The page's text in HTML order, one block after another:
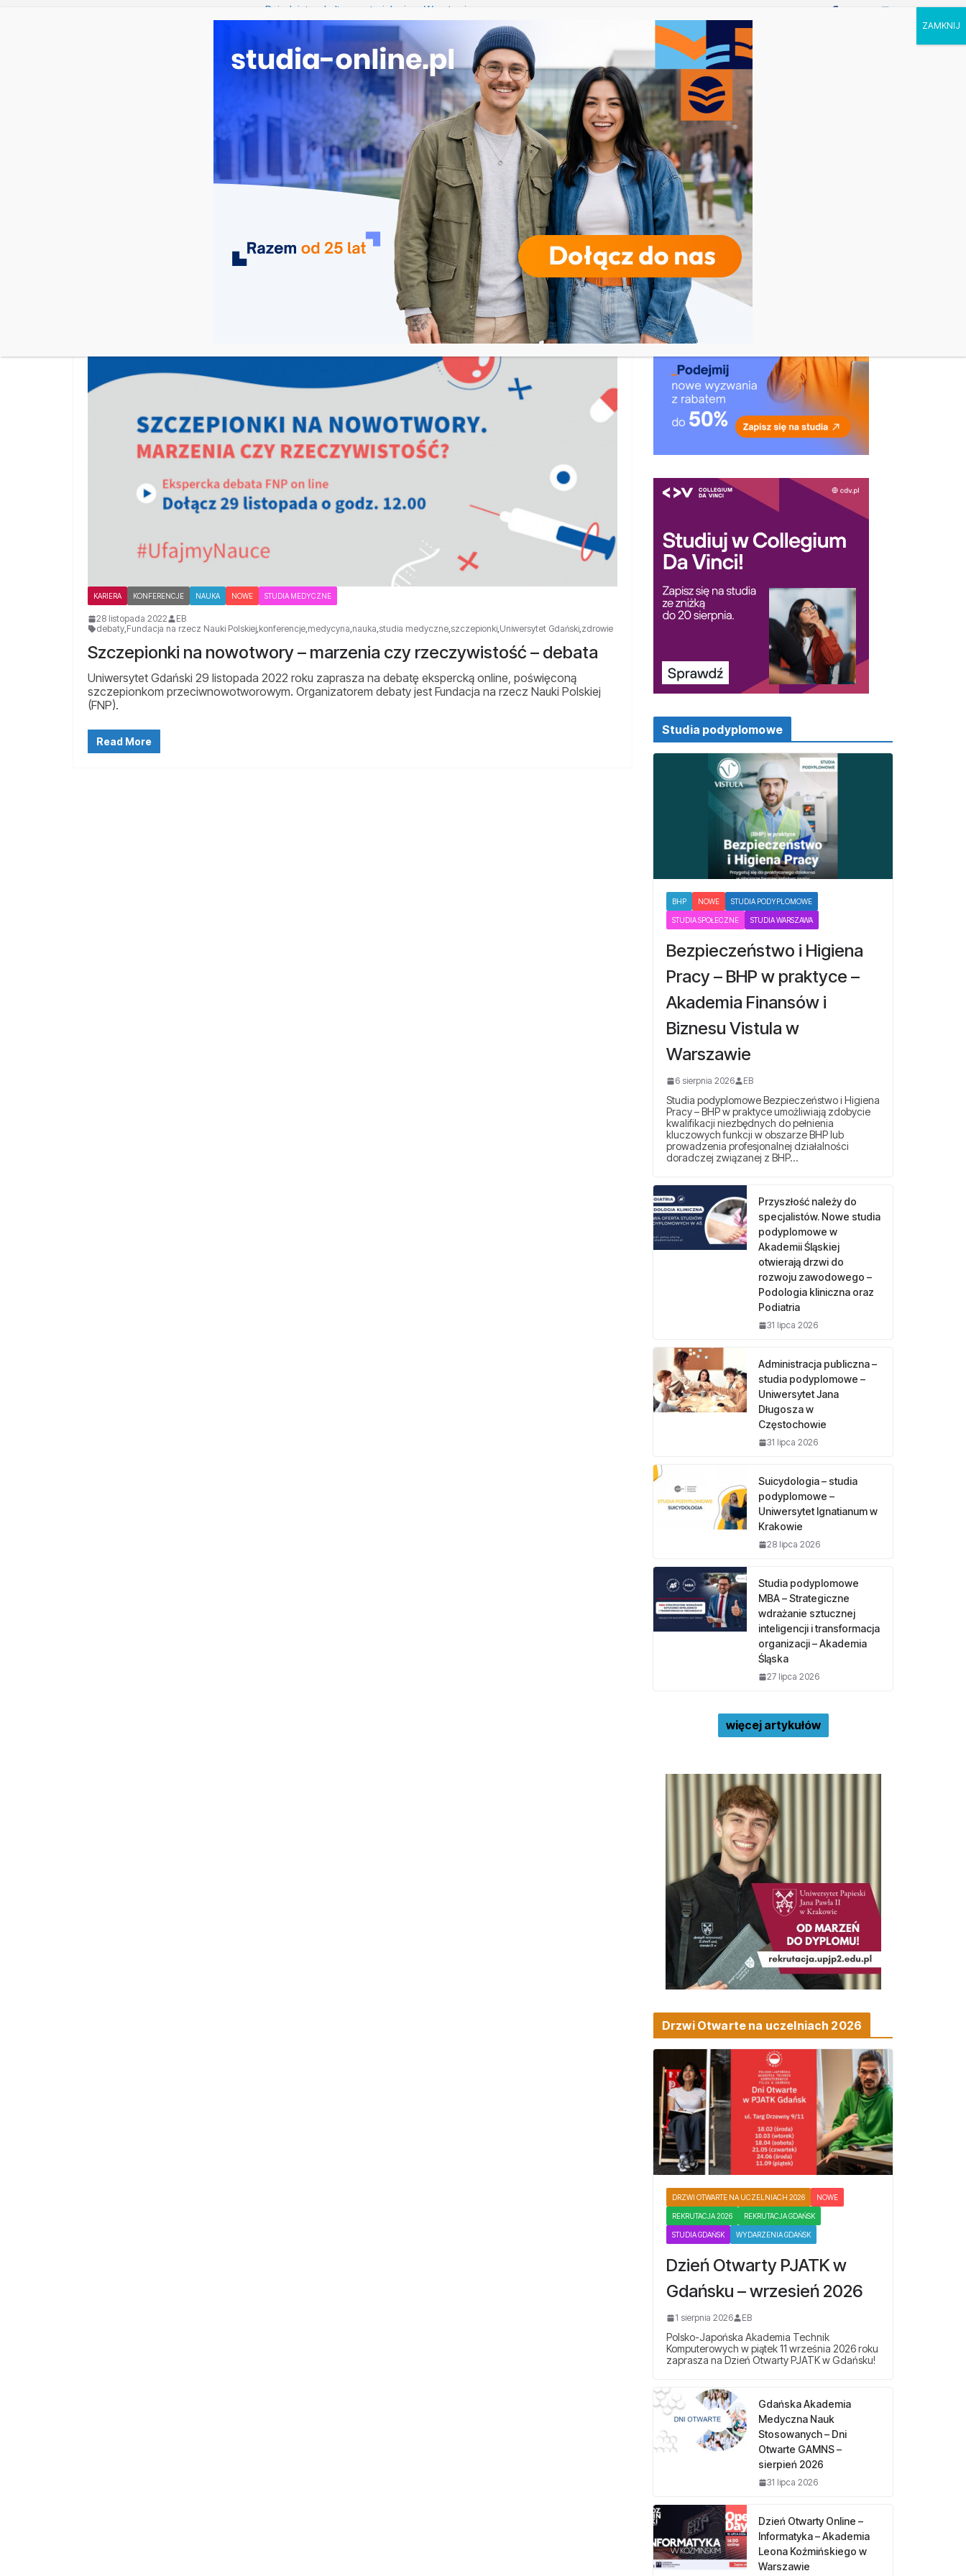
Pedagogika w Szczecinie
Kierunek lekarski w Toruniu
Studia psychologiczne w Poznaniu
Transport i logistyka w Krakowie
UCZELNIE KIERUNKI RODZAJE STUDIÓW REKRUTACJA DRZWI OTWARTE TOP STUDIA KALENDARZ
Fundacja na rzecz Nauki Polskiej
KARIERA KONFERENCJE NAUKA NOWE STUDIA MEDYCZNE
28 listopada 2022
EB
debaty Fundacja na rzecz Nauki Polskiej konferencje medycyna nauka studia medyczne szczepionki Uniwersytet Gdański zdrowie
Szczepionki na nowotwory – marzenia czy rzeczywistość – debata
Uniwersytet Gdański 29 listopada 2022 roku zaprasza na debatę ekspercką online, poświęconą
szczepionkom przeciwnowotworowym. Organizatorem debaty jest Fundacja na rzecz Nauki Polskiej
(FNP).
Read More
Studia podyplomowe
BHP NOWE STUDIA PODYPLOMOWE
STUDIA SPOŁECZNE STUDIA WARSZAWA
Bezpieczeństwo i Higiena
Pracy – BHP w praktyce –
Akademia Finansów i
Biznesu Vistula w
Warszawie
6 sierpnia 2026 EB
Studia podyplomowe Bezpieczeństwo i Higiena
Pracy – BHP w praktyce umożliwiają zdobycie
kwalifikacji niezbędnych do pełnienia
kluczowych funkcji w obszarze BHP lub
prowadzenia profesjonalnej działalności
doradczej związanej z BHP…
Przyszłość należy do
specjalistów. Nowe studia
podyplomowe w
Akademii Śląskiej
otwierają drzwi do
rozwoju zawodowego –
Podologia kliniczna oraz
Podiatria
31 lipca 2026
Administracja publiczna –
studia podyplomowe –
Uniwersytet Jana
Długosza w
Częstochowie
31 lipca 2026
Suicydologia – studia
podyplomowe –
Uniwersytet Ignatianum w
Krakowie
28 lipca 2026
Studia podyplomowe
MBA – Strategiczne
wdrażanie sztucznej
inteligencji i transformacja
organizacji – Akademia
Śląska
27 lipca 2026
więcej artykułów
Drzwi Otwarte na uczelniach 2026
DRZWI OTWARTE NA UCZELNIACH 2026 NOWE
REKRUTACJA 2026 REKRUTACJA GDAŃSK
STUDIA GDAŃSK WYDARZENIA GDAŃSK
Dzień Otwarty PJATK w
Gdańsku – wrzesień 2026
1 sierpnia 2026 EB
Polsko-Japońska Akademia Technik
Komputerowych w piątek 11 września 2026 roku
zaprasza na Dzień Otwarty PJATK w Gdańsku!
Gdańska Akademia
Medyczna Nauk
Stosowanych – Dni
Otwarte GAMNS –
sierpień 2026
31 lipca 2026
Dzień Otwarty Online –
Informatyka – Akademia
Leona Koźmińskiego w
Warszawie